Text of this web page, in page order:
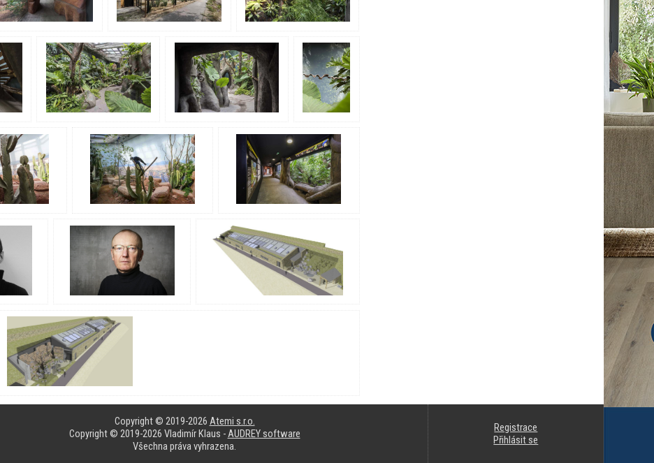
Copyright © 2019-2026 Atemi s.r.o.
Copyright © 2019-2026 Vladimír Klaus -AUDREY software
Všechna práva vyhrazena.
Registrace
Přihlásit se